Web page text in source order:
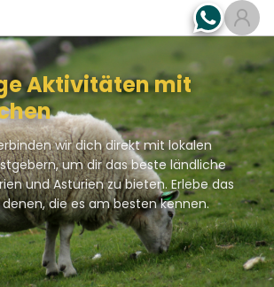
Aktivitäten mit
wir dich direkt mit lokalen
um dir das beste ländliche
und Asturien zu bieten. Erlebe das
die es am besten kennen.